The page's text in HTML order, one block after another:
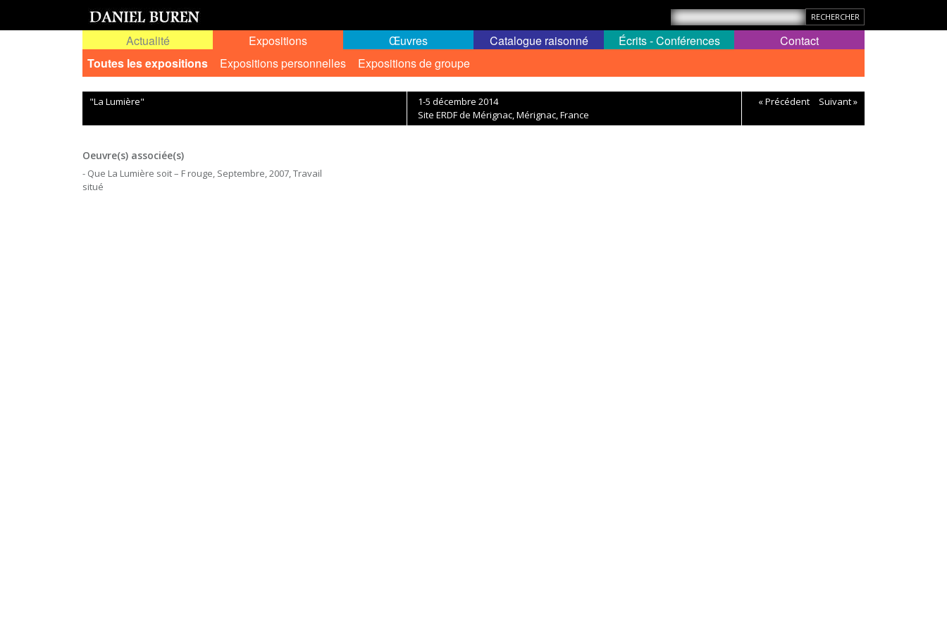
Actualité
Expositions
Toutes les expositions
Expositions personnelles Expositions de groupe
Œuvres Catalogue raisonné Écrits - Conférences Contact
"La Lumière"
1-5 décembre 2014
Site ERDF de Mérignac, Mérignac, France
« Précédent Suivant »
Oeuvre(s) associée(s)
- Que La Lumière soit – F rouge, Septembre, 2007, Travail
situé